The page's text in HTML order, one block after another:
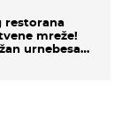
restorana
mreže!
urnebesan